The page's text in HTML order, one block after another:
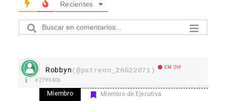
Recientes
Robbyn(@patreon_26022871) EM Off
#2799406
Miembro Miembro de Ejecutiva